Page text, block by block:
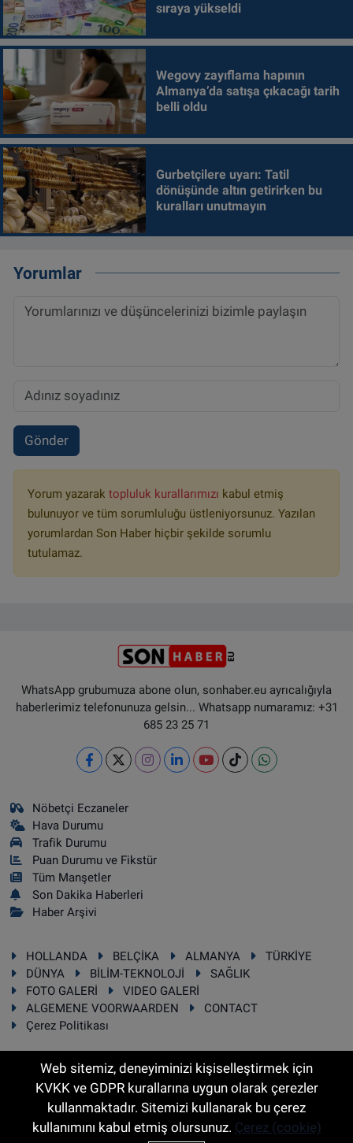
sıraya yükseldi
Wegovy zayıflama hapının
Almanya’da satışa çıkacağı tarih
belli oldu
Gurbetçilere uyarı: Tatil
dönüşünde altın getirirken bu
kuralları unutmayın
Yorumlar
Gönder
Yorum yazarak topluluk kurallarımızı kabul etmiş
bulunuyor ve tüm sorumluluğu üstleniyorsunuz. Yazılan
yorumlardan Son Haber hiçbir şekilde sorumlu
tutulamaz.
WhatsApp grubumuza abone olun, sonhaber.eu ayrıcalığıyla
haberlerimiz telefonunuza gelsin... Whatsapp numaramız: +31
685 23 25 71
Nöbetçi Eczaneler
Hava Durumu
Trafik Durumu
Puan Durumu ve Fikstür
Tüm Manşetler
Son Dakika Haberleri
Haber Arşivi
HOLLANDA BELÇİKA ALMANYA
TÜRKİYE
DÜNYA
BİLİM-TEKNOLOJİ
SAĞLIK
FOTO GALERİ
VIDEO GALERİ
ALGEMENE VOORWAARDEN
CONTACT
Çerez Politikası
RSS Copyright © 2025 Sonhaber.eu Her hakkı saklıdır.
Web sitemiz, deneyiminizi kişiselleştirmek için
KVKK ve GDPR kurallarına uygun olarak çerezler
kullanmaktadır. Sitemizi kullanarak bu çerez
kullanımını kabul etmiş olursunuz. Çerez (cookie)